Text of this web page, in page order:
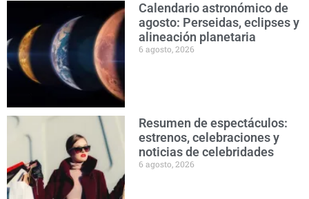
Calendario astronómico de
agosto: Perseidas, eclipses y
alineación planetaria
6 agosto, 2026
Resumen de espectáculos:
estrenos, celebraciones y
noticias de celebridades
6 agosto, 2026